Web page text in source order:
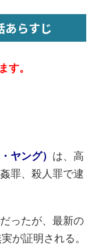
あらすじ
す。
ヤング） は、高
罪、殺人罪で逮
ったが、最新の
が証明される。